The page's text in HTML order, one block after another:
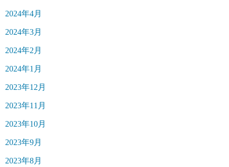
2024年4月
2024年3月
2024年2月
2024年1月
2023年12月
2023年11月
2023年10月
2023年9月
2023年8月